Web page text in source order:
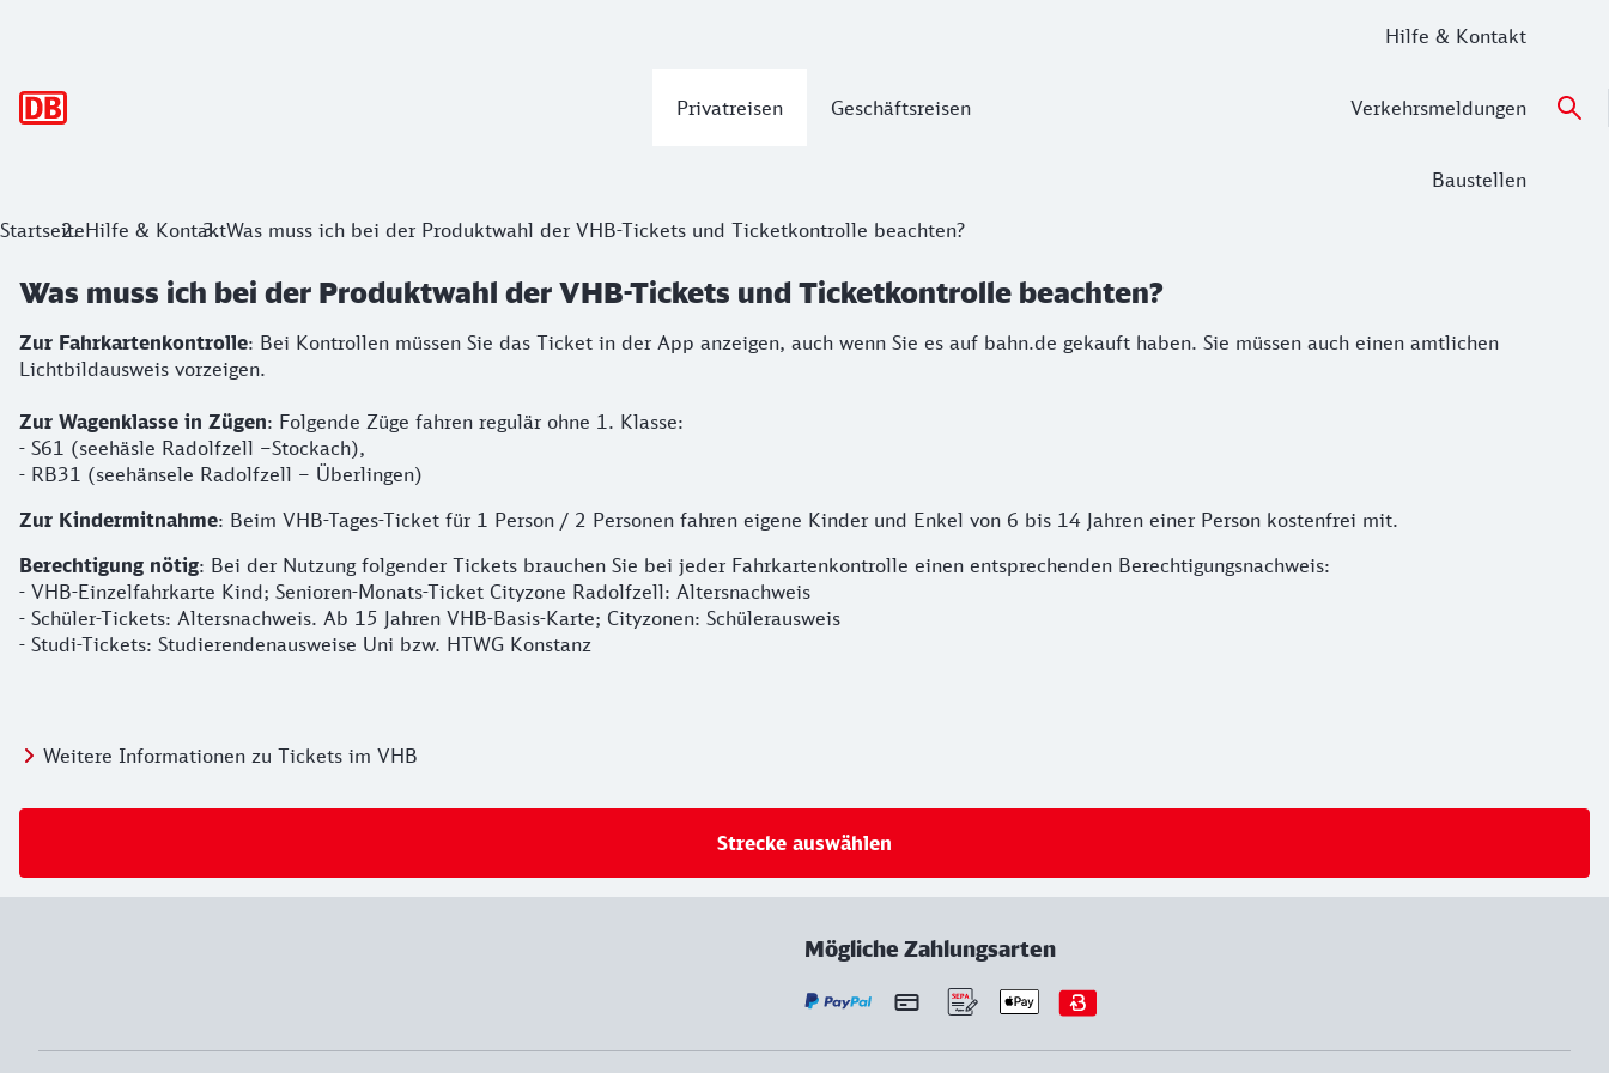
Privatreisen Geschäftsreisen
Hilfe & Kontakt
Verkehrsmeldungen
Baustellen
StartseiteHilfe & KontaktWas muss ich bei der Produktwahl der VHB-Tickets und Ticketkontrolle beachten?
Was muss ich bei der Produktwahl der VHB-Tickets und Ticketkontrolle beachten?
Zur Fahrkartenkontrolle: Bei Kontrollen müssen Sie das Ticket in der App anzeigen, auch wenn Sie es auf bahn.de gekauft haben. Sie müssen auch einen amtlichen
Lichtbildausweis vorzeigen.
Zur Wagenklasse in Zügen: Folgende Züge fahren regulär ohne 1. Klasse:
- S61 (seehäsle Radolfzell –Stockach),
- RB31 (seehänsele Radolfzell – Überlingen)
Zur Kindermitnahme: Beim VHB-Tages-Ticket für 1 Person / 2 Personen fahren eigene Kinder und Enkel von 6 bis 14 Jahren einer Person kostenfrei mit.
Berechtigung nötig: Bei der Nutzung folgender Tickets brauchen Sie bei jeder Fahrkartenkontrolle einen entsprechenden Berechtigungsnachweis:
- VHB-Einzelfahrkarte Kind; Senioren-Monats-Ticket Cityzone Radolfzell: Altersnachweis
- Schüler-Tickets: Altersnachweis. Ab 15 Jahren VHB-Basis-Karte; Cityzonen: Schülerausweis
- Studi-Tickets: Studierendenausweise Uni bzw. HTWG Konstanz
Weitere Informationen zu Tickets im VHB
Strecke auswählen
Mögliche Zahlungsarten